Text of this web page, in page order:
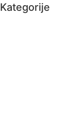
Kategorije